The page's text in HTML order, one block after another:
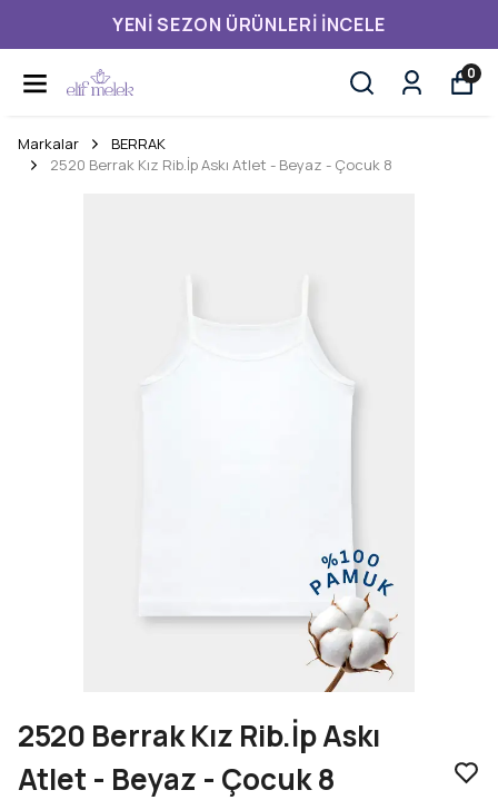
YENI SEZON ÜRÜNLERI İNCELE
0
Markalar
BERRAK
2520 Berrak Kız Rib.İp Askı Atlet - Beyaz - Çocuk 8
2520 Berrak Kız Rib.İp Askı
Atlet - Beyaz - Çocuk 8